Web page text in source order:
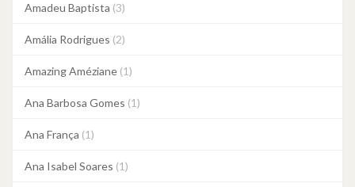
Amadeu Baptista (3)
Amália Rodrigues (2)
Amazing Améziane (1)
Ana Barbosa Gomes (1)
Ana França (1)
Ana Isabel Soares (1)